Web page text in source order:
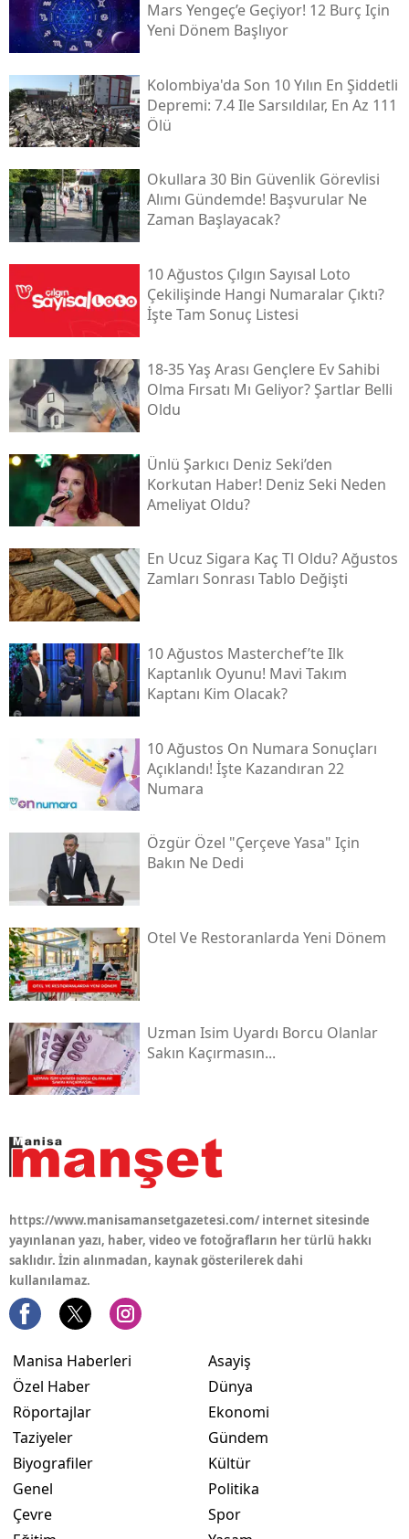
Mars Yengeç’e Geçiyor! 12 Burç Için
Yeni Dönem Başlıyor
Kolombiya'da Son 10 Yılın En Şiddetli
Depremi: 7.4 Ile Sarsıldılar, En Az 111
Ölü
Okullara 30 Bin Güvenlik Görevlisi
Alımı Gündemde! Başvurular Ne
Zaman Başlayacak?
10 Ağustos Çılgın Sayısal Loto
Çekilişinde Hangi Numaralar Çıktı?
İşte Tam Sonuç Listesi
18-35 Yaş Arası Gençlere Ev Sahibi
Olma Fırsatı Mı Geliyor? Şartlar Belli
Oldu
Ünlü Şarkıcı Deniz Seki’den
Korkutan Haber! Deniz Seki Neden
Ameliyat Oldu?
En Ucuz Sigara Kaç Tl Oldu? Ağustos
Zamları Sonrası Tablo Değişti
10 Ağustos Masterchef’te Ilk
Kaptanlık Oyunu! Mavi Takım
Kaptanı Kim Olacak?
10 Ağustos On Numara Sonuçları
Açıklandı! İşte Kazandıran 22
Numara
Özgür Özel "çerçeve Yasa" Için
Bakın Ne Dedi
Otel Ve Restoranlarda Yeni Dönem
Uzman Isim Uyardı Borcu Olanlar
Sakın Kaçırmasın...
https://www.manisamansetgazetesi.com/ internet sitesinde
yayınlanan yazı, haber, video ve fotoğrafların her türlü hakkı
saklıdır. İzin alınmadan, kaynak gösterilerek dahi
kullanılamaz.
Manisa Haberleri
Özel Haber
Röportajlar
Taziyeler
Biyografiler
Genel
Çevre
Asayiş
Dünya
Ekonomi
Gündem
Kültür
Politika
Spor